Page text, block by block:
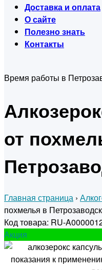
Доставка и оплата
О сайте
Полезно знать
Контакты
Время работы в
от
Главная страница ›
похмелья в
Код товара: RU-
Акция